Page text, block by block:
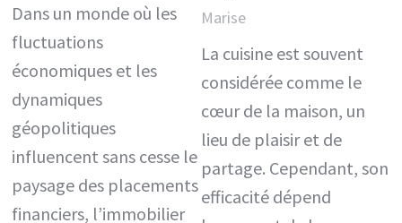
Dans un monde où les
fluctuations
économiques et les
dynamiques
géopolitiques
influencent sans cesse le
paysage des placements
financiers, l’immobilier
Marise
La cuisine est souvent
considérée comme le
cœur de la maison, un
lieu de plaisir et de
partage. Cependant, son
efficacité dépend